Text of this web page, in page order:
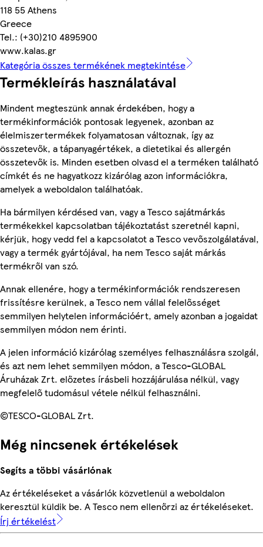
118 55 Athens
Greece
Tel.: (+30)210 4895900
www.kalas.gr
Kategória összes termékének megtekintése
Termékleírás használatával
Mindent megteszünk annak érdekében, hogy a
termékinformációk pontosak legyenek, azonban az
élelmiszertermékek folyamatosan változnak, így az
összetevők, a tápanyagértékek, a dietetikai és allergén
összetevők is. Minden esetben olvasd el a terméken található
címkét és ne hagyatkozz kizárólag azon információkra,
amelyek a weboldalon találhatóak.
Ha bármilyen kérdésed van, vagy a Tesco sajátmárkás
termékekkel kapcsolatban tájékoztatást szeretnél kapni,
kérjük, hogy vedd fel a kapcsolatot a Tesco vevőszolgálatával,
vagy a termék gyártójával, ha nem Tesco saját márkás
termékről van szó.
Annak ellenére, hogy a termékinformációk rendszeresen
frissítésre kerülnek, a Tesco nem vállal felelősséget
semmilyen helytelen információért, amely azonban a jogaidat
semmilyen módon nem érinti.
A jelen információ kizárólag személyes felhasználásra szolgál,
és azt nem lehet semmilyen módon, a Tesco-GLOBAL
Áruházak Zrt. előzetes írásbeli hozzájárulása nélkül, vagy
megfelelő tudomásul vétele nélkül felhasználni.
©TESCO-GLOBAL Zrt.
Még nincsenek értékelések
Segíts a többi vásárlónak
Az értékeléseket a vásárlók közvetlenül a weboldalon
keresztül küldik be. A Tesco nem ellenőrzi az értékeléseket.
Írj értékelést